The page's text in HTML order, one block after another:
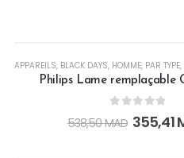
-34%
APPAREILS, BLACK DAYS, HOMME, PAR TYPE,
Philips Lame remplaçable
out of 5
538,50MAD 355,41